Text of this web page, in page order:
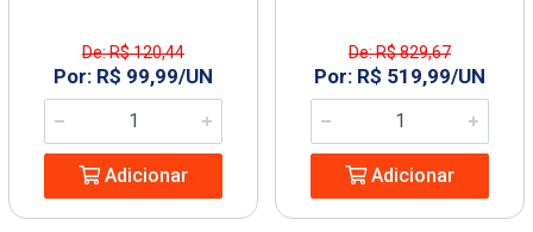
De: R$ 120,44
Por: R$ 99,99/UN
Adicionar
De: R$ 829,67
Por: R$ 519,99/UN
Adicionar